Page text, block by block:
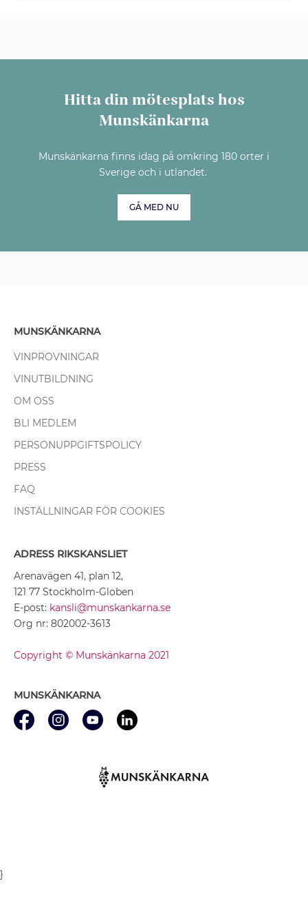
Hitta din mötesplats hos
Munskänkarna
Munskänkarna finns idag på omkring 180 orter i
Sverige och i utlandet.
GÅ MED NU
MUNSKÄNKARNA
VINPROVNINGAR
VINUTBILDNING
OM OSS
BLI MEDLEM
PERSONUPPGIFTSPOLICY
PRESS
FAQ
INSTÄLLNINGAR FÖR COOKIES
ADRESS RIKSKANSLIET
Arenavägen 41, plan 12,
121 77 Stockholm-Globen
E-post: kansli@munskankarna.se
Org nr: 802002-3613
Copyright © Munskänkarna 2021
MUNSKÄNKARNA
}